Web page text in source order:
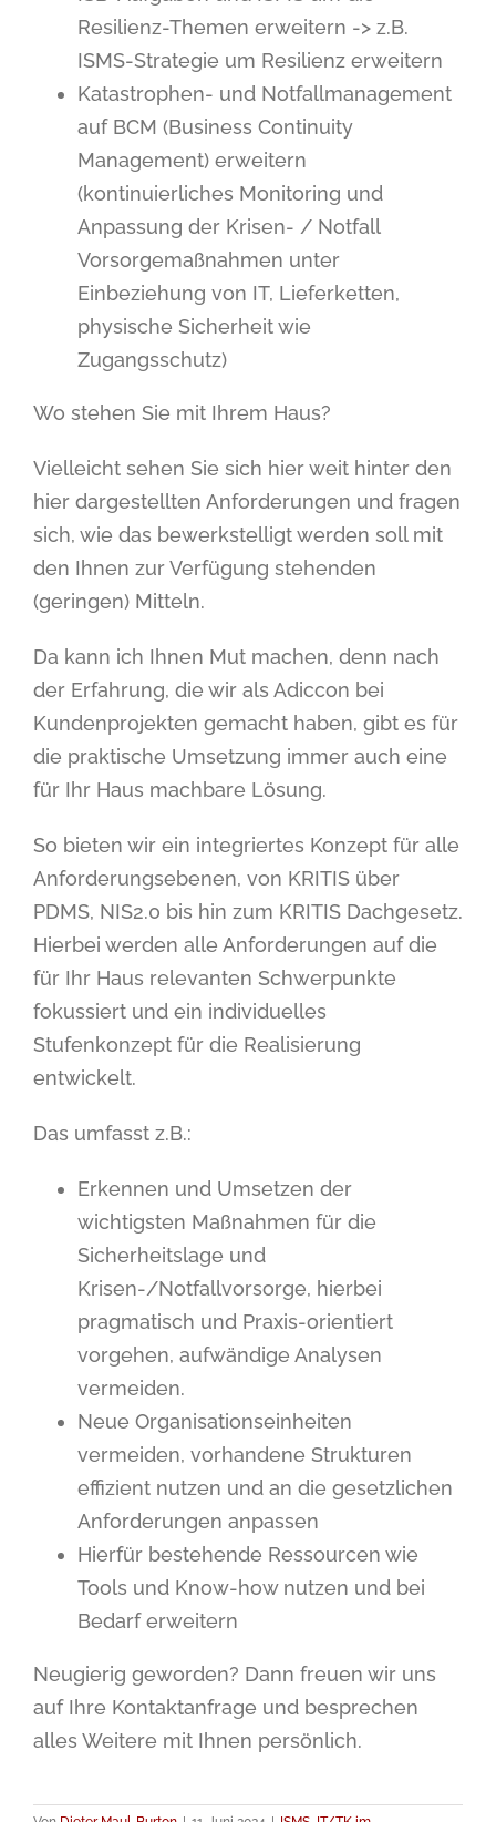
Resilienz-Themen erweitern -> z.B.
ISMS-Strategie um Resilienz erweitern
Katastrophen- und Notfallmanagement
auf BCM (Business Continuity
Management) erweitern
(kontinuierliches Monitoring und
Anpassung der Krisen- / Notfall
Vorsorgemaßnahmen unter
Einbeziehung von IT, Lieferketten,
physische Sicherheit wie
Zugangsschutz)
Wo stehen Sie mit Ihrem Haus?
Vielleicht sehen Sie sich hier weit hinter den
hier dargestellten Anforderungen und fragen
sich, wie das bewerkstelligt werden soll mit
den Ihnen zur Verfügung stehenden
(geringen) Mitteln.
Da kann ich Ihnen Mut machen, denn nach
der Erfahrung, die wir als Adiccon bei
Kundenprojekten gemacht haben, gibt es für
die praktische Umsetzung immer auch eine
für Ihr Haus machbare Lösung.
So bieten wir ein integriertes Konzept für alle
Anforderungsebenen, von KRITIS über
PDMS, NIS2.0 bis hin zum KRITIS Dachgesetz.
Hierbei werden alle Anforderungen auf die
für Ihr Haus relevanten Schwerpunkte
fokussiert und ein individuelles
Stufenkonzept für die Realisierung
entwickelt.
Das umfasst z.B.:
Erkennen und Umsetzen der
wichtigsten Maßnahmen für die
Sicherheitslage und
Krisen-/Notfallvorsorge, hierbei
pragmatisch und Praxis-orientiert
vorgehen, aufwändige Analysen
vermeiden.
Neue Organisationseinheiten
vermeiden, vorhandene Strukturen
effizient nutzen und an die gesetzlichen
Anforderungen anpassen
Hierfür bestehende Ressourcen wie
Tools und Know-how nutzen und bei
Bedarf erweitern
Neugierig geworden? Dann freuen wir uns
auf Ihre Kontaktanfrage und besprechen
alles Weitere mit Ihnen persönlich.